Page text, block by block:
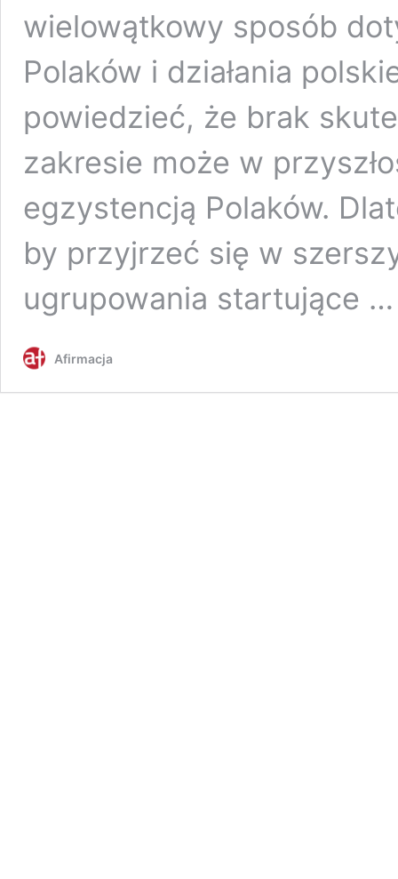
wielowątkowy sposób
Polaków i działania
powiedzieć, że brak
zakresie może w
egzystencją Polaków.
by przyjrzeć się w
ugrupowania startujące
Afirmacja